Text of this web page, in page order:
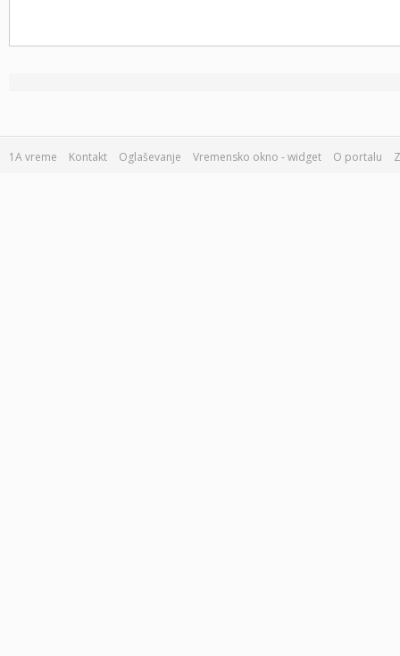
1A vreme Kontakt Oglaševanje Vremensko okno - widget O portalu